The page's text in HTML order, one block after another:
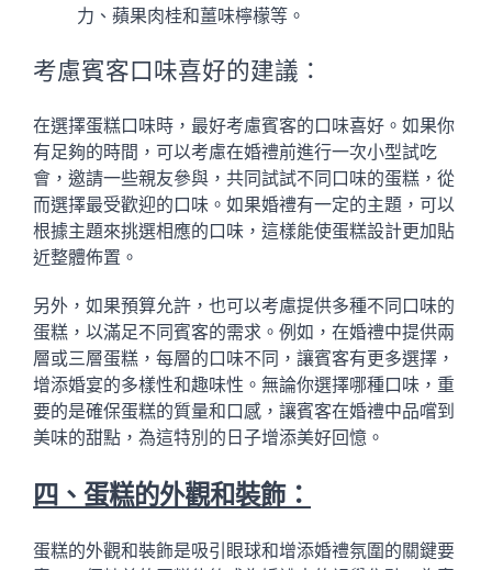
力、蘋果肉桂和薑味檸檬等。
考慮賓客口味喜好的建議：
在選擇蛋糕口味時，最好考慮賓客的口味喜好。如果你
有足夠的時間，可以考慮在婚禮前進行一次小型試吃
會，邀請一些親友參與，共同試試不同口味的蛋糕，從
而選擇最受歡迎的口味。如果婚禮有一定的主題，可以
根據主題來挑選相應的口味，這樣能使蛋糕設計更加貼
近整體佈置。
另外，如果預算允許，也可以考慮提供多種不同口味的
蛋糕，以滿足不同賓客的需求。例如，在婚禮中提供兩
層或三層蛋糕，每層的口味不同，讓賓客有更多選擇，
增添婚宴的多樣性和趣味性。無論你選擇哪種口味，重
要的是確保蛋糕的質量和口感，讓賓客在婚禮中品嚐到
美味的甜點，為這特別的日子增添美好回憶。
四、蛋糕的外觀和裝飾：
蛋糕的外觀和裝飾是吸引眼球和增添婚禮氛圍的關鍵要